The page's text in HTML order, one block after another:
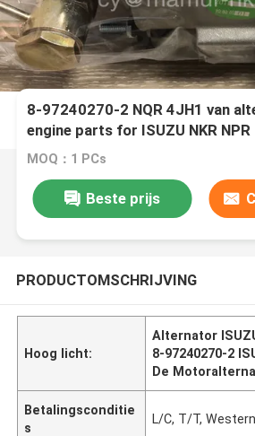
8-97240270-2 NQR 4JH1 van
engine parts for ISUZU NKR NPR
MOQ：1 PCs
Beste prijs
PRODUCTOMSCHRIJVING
Hoog licht:
Alternator
8-97240270-2
De
Betalingsconditie
s
L/C, T/T,